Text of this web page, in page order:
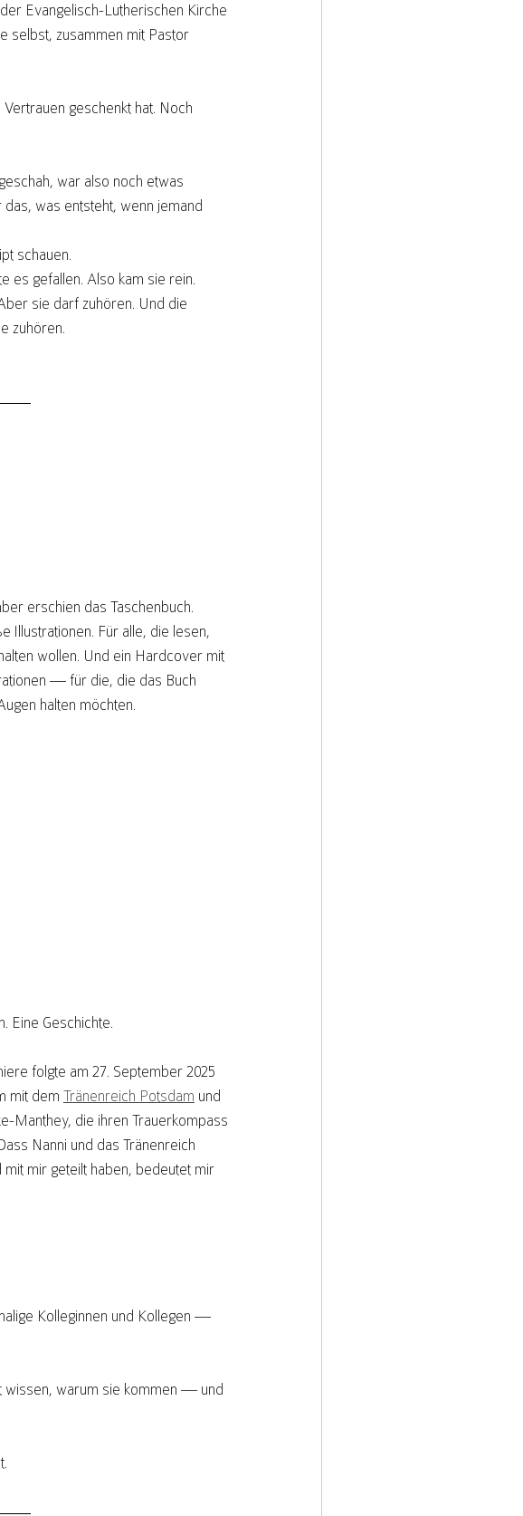
Evangelisch-Lutherischen Kirche
selbst, zusammen mit Pastor
geschenkt hat. Noch
war also noch etwas
was entsteht, wenn jemand
schauen.
es gefallen. Also kam sie rein.
sie darf zuhören. Und die
zuhören.
erschien das Taschenbuch.
Illustrationen. Für alle, die lesen,
wollen. Und ein Hardcover mit
— für die, die das Buch
halten möchten.
Eine Geschichte.
folgte am 27. September 2025
mit dem Tränenreich Potsdam und
Manthey, die ihren Trauerkompass
Nanni und das Tränenreich
mir geteilt haben, bedeutet mir
Kolleginnen und Kollegen —
wissen, warum sie kommen — und